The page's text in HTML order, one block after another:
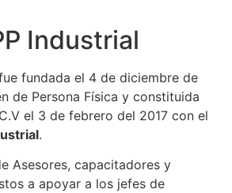
Industrial
fundada el 4 de diciembre de
de Persona Física y constituida
el 3 de febrero del 2017 con el
.
Asesores, capacitadores y
a apoyar a los jefes de